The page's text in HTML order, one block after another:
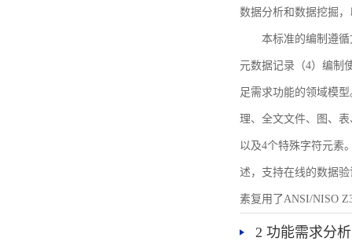
数据分析和数据挖掘
本标准的编制遵
元数据记录（4）编制
足需求功能的领域模
理、全文文件、图、
以及4个特殊字符元素
述，支持在线的数据
素复用了ANSI/NISO
2 功能需求分析